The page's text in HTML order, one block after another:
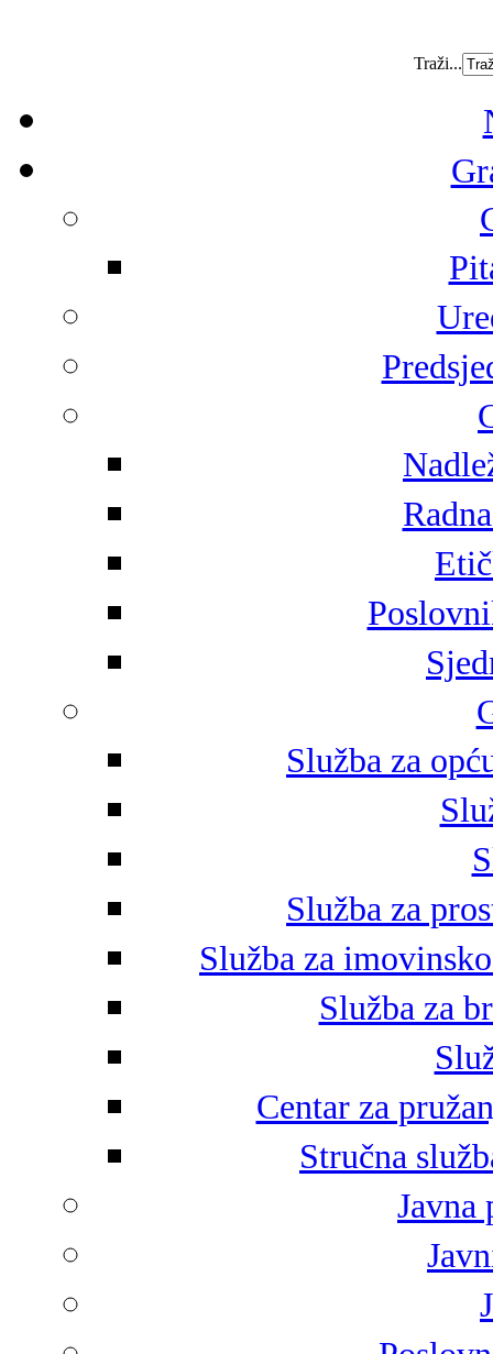
Traži...
Služba za
Služba za
Služba za
Služba za
Centar za
Stručna
Javna